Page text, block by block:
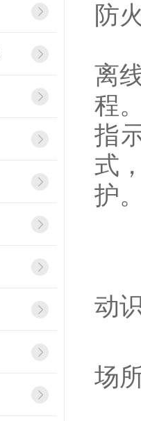
防
离
程
指
式
护
动
场